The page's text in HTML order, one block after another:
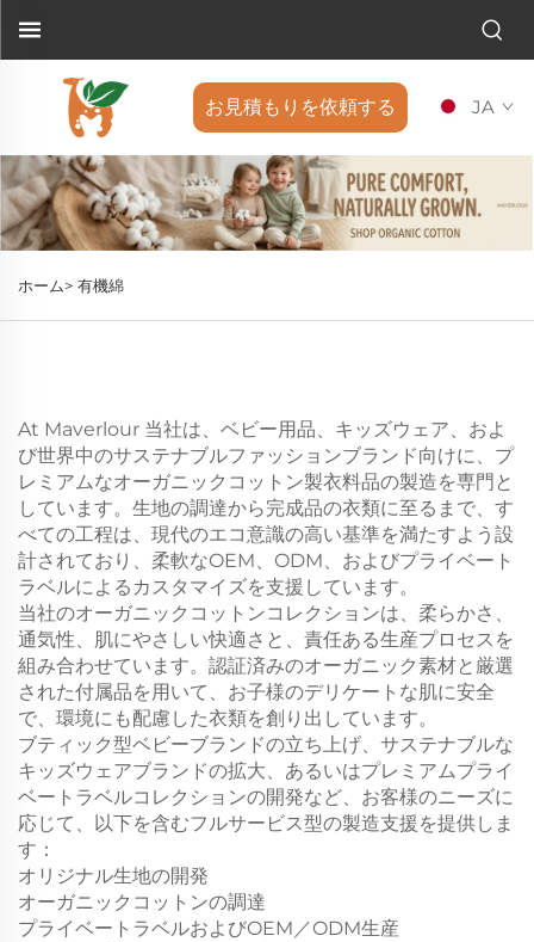
お見積もりを依頼する JA
ホーム> 有機綿
At Maverlour 当社は、ベビー用品、キッズウェア、およ
び世界中のサステナブルファッションブランド向けに、プ
レミアムなオーガニックコットン製衣料品の製造を専門と
しています。生地の調達から完成品の衣類に至るまで、す
べての工程は、現代のエコ意識の高い基準を満たすよう設
計されており、柔軟なOEM、ODM、およびプライベート
ラベルによるカスタマイズを支援しています。
当社のオーガニックコットンコレクションは、柔らかさ、
通気性、肌にやさしい快適さと、責任ある生産プロセスを
組み合わせています。認証済みのオーガニック素材と厳選
された付属品を用いて、お子様のデリケートな肌に安全
で、環境にも配慮した衣類を創り出しています。
ブティック型ベビーブランドの立ち上げ、サステナブルな
キッズウェアブランドの拡大、あるいはプレミアムプライ
ベートラベルコレクションの開発など、お客様のニーズに
応じて、以下を含むフルサービス型の製造支援を提供しま
す：
オリジナル生地の開発
オーガニックコットンの調達
プライベートラベルおよびOEM／ODM生産